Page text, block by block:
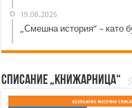
19.08.2025
„Смешна история“ – като
Списание „Книжарница“